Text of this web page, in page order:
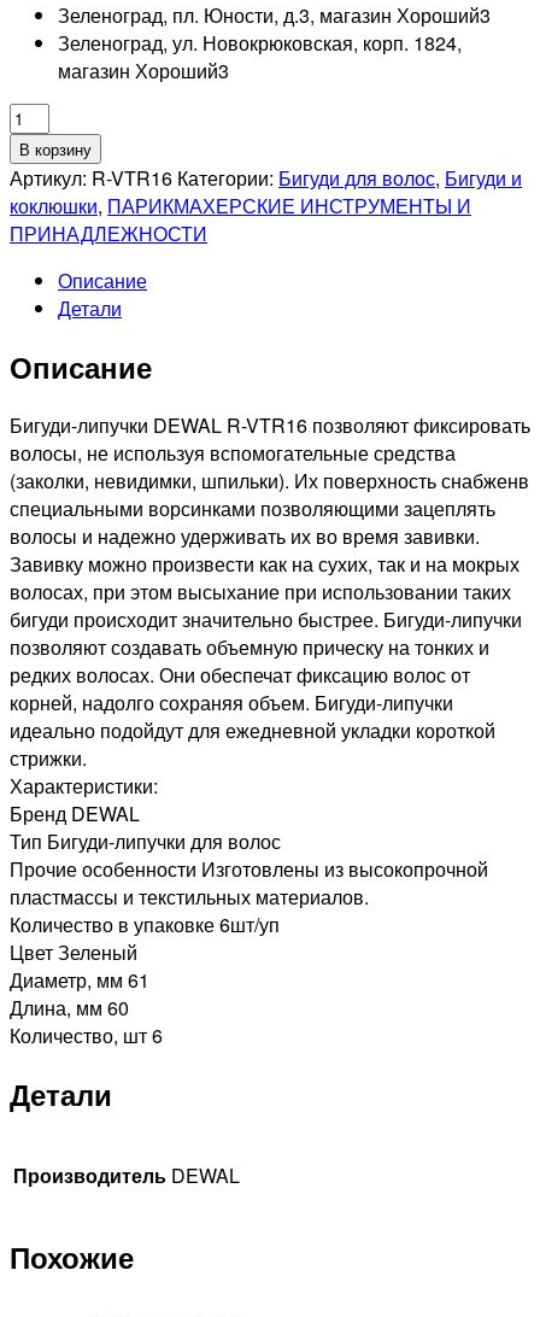
Зеленоград, пл. Юности, д.3, магазин Хороший3
Зеленоград, ул. Новокрюковская, корп. 1824,
магазин Хороший3
Количество
товара
DEWAL
PRO
Бигуди-
зеленые,
d61мм,
В корзину
Артикул: R-VTR16 Категории: Бигуди для волос, Бигуди и
коклюшки, ПАРИКМАХЕРСКИЕ ИНСТРУМЕНТЫ И
ПРИНАДЛЕЖНОСТИ
Описание
Детали
Описание
Бигуди-липучки DEWAL R-VTR16 позволяют фиксировать
волосы, не используя вспомогательные средства
(заколки, невидимки, шпильки). Их поверхность снабженв
специальными ворсинками позволяющими зацеплять
волосы и надежно удерживать их во время завивки.
Завивку можно произвести как на сухих, так и на мокрых
волосах, при этом высыхание при использовании таких
бигуди происходит значительно быстрее. Бигуди-липучки
позволяют создавать объемную прическу на тонких и
редких волосах. Они обеспечат фиксацию волос от
корней, надолго сохраняя объем. Бигуди-липучки
идеально подойдут для ежедневной укладки короткой
стрижки.
Характеристики:
Бренд DEWAL
Тип Бигуди-липучки для волос
Прочие особенности Изготовлены из высокопрочной
пластмассы и текстильных материалов.
Количество в упаковке 6шт/уп
Цвет Зеленый
Диаметр, мм 61
Длина, мм 60
Количество, шт 6
Детали
Производитель DEWAL
Похожие